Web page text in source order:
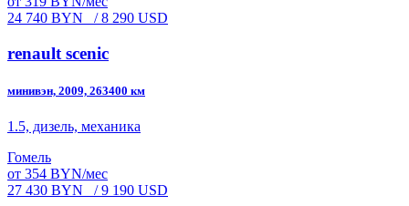
24 740 BYN
/ 8 290 USD
renault scenic
минивэн, 2009, 263400 км
1.5, дизель, механика
Гомель
от 354 BYN/мес
27 430 BYN
/ 9 190 USD